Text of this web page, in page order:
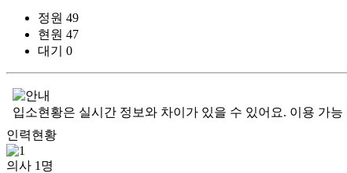
정원 49
현원 47
대기
0
입소현황은 실시간 정보와 차이가 있을 수 있어요. 이용 가
인력현황
의사 1 명